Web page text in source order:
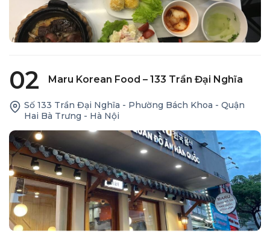
02 Maru Korean Food – 133 Trần Đại Nghĩa
Số 133 Trần Đại Nghĩa - Phường Bách Khoa - Quận
Hai Bà Trưng - Hà Nội